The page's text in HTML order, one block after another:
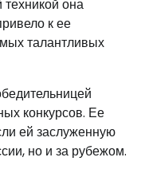
она
к ее
талантливых
конкурсов. Ее
ей заслуженную
но и за рубежом.